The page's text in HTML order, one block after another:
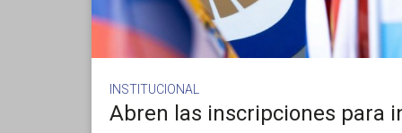
INSTITUCIONAL